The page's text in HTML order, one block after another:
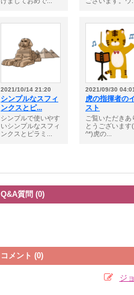
2021/10/14 21:20
シンプルなスフィ
ンクスとピ...
シンプルで使いやす
いシンプルなスフィ
ンクスとピラミ...
2021/09/30
虎の指揮者の
スト
ご覧いただきあ
とうございます
^*)虎の...
Q&A質問 (0)
コメント (0)
ジ